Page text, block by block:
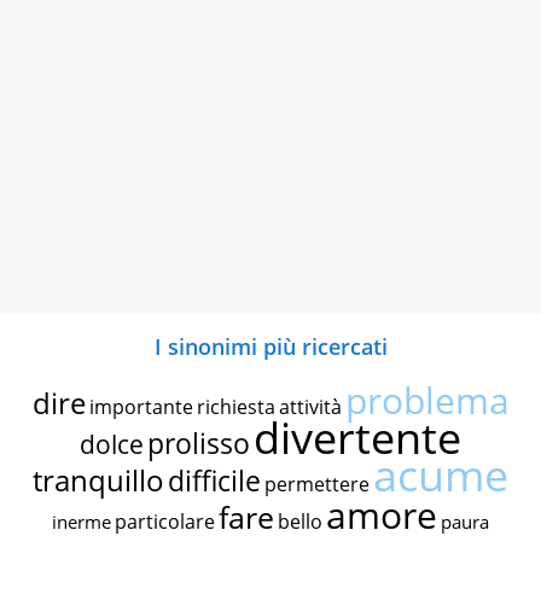
I sinonimi più ricercati
dire importante richiestaattività problema
dolce prolissodivertente
tranquillodifficile permettereacume
inerme particolarefare bello amore paura